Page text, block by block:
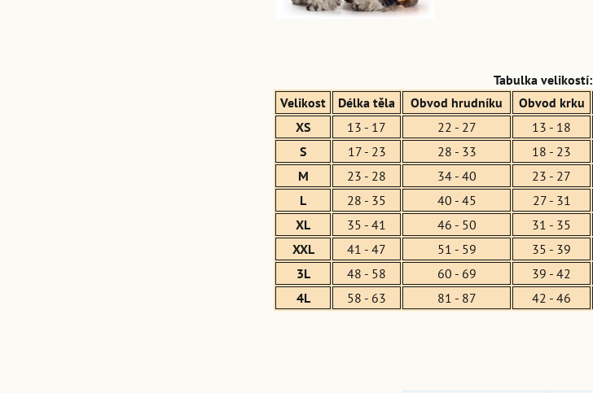
Tabulka velikostí:
Velikost
Délka těla Obvod hrudníku Obvod krku
XS
13 - 17 22 - 27 13 - 18
S
17 - 23 28 - 33 18 - 23
M
23 - 28 34 - 40 23 - 27
L
28 - 35 40 - 45 27 - 31
XL
35 - 41 46 - 50 31 - 35
XXL
41 - 47 51 - 59 35 - 39
3L
48 - 58 60 - 69 39 - 42
4L
58 - 63 81 - 87 42 - 46